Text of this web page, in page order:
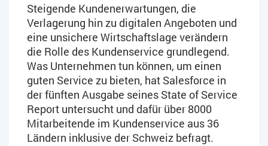
Steigende Kundenerwartungen, die
Verlagerung hin zu digitalen Angeboten und
eine unsichere Wirtschaftslage verändern
die Rolle des Kundenservice grundlegend.
Was Unternehmen tun können, um einen
guten Service zu bieten, hat Salesforce in
der fünften Ausgabe seines State of Service
Report untersucht und dafür über 8000
Mitarbeitende im Kundenservice aus 36
Ländern inklusive der Schweiz befragt.